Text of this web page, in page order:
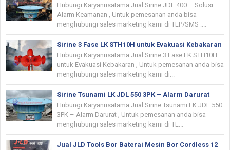
Hubungi Karyanusatama Jual Sirine JDL 400 – Solusi
Alarm Keamanan , Untuk pemesanan anda bisa
menghubungi sales marketing kami di TLP/SMS :...
Sirine 3 Fase LK STH10H untuk Evakuasi Kebakaran
Hubungi Karyanusatama Jual Sirine 3 Fase LK STH10H
untuk Evakuasi Kebakaran , Untuk pemesanan anda bisa
menghubungi sales marketing kami di...
Sirine Tsunami LK JDL 550 3PK – Alarm Darurat
Hubungi Karyanusatama Jual Sirine Tsunami LK JDL 550
3PK – Alarm Darurat , Untuk pemesanan anda bisa
menghubungi sales marketing kami di TL...
Jual JLD Tools Bor Baterai Mesin Bor Cordless 12